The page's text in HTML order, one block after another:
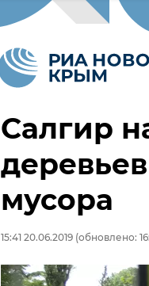
Салгир
мусора
15:41 20.06.2019 (обновлено: